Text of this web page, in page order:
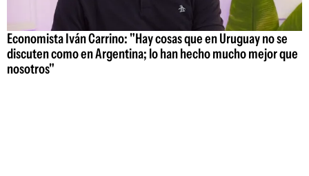
Economista Iván Carrino: "Hay cosas que en Uruguay no se
discuten como en Argentina; lo han hecho mucho mejor que
nosotros"